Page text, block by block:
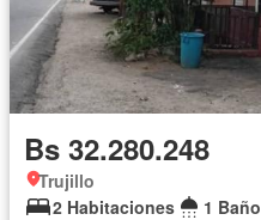
Bs 32.280.248
Trujillo
2 Habitaciones
1 Baño